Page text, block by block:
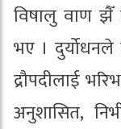
विषालु वाण
भए । दुर्योधनले
द्रौपदीलाई
अनुशासित,